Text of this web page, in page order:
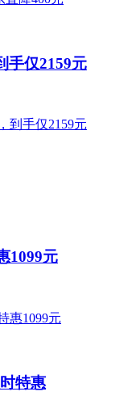
手仅2159元
1099元
特惠